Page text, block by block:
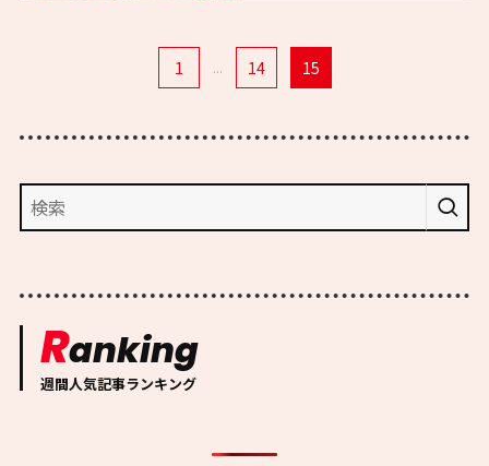
1 ... 14 15
Ranking
週間人気記事ランキング